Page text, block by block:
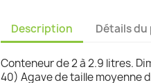
Description Détails
Conteneur de 2 à 2.9 litres.
40) Agave de taille moyenne